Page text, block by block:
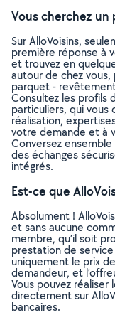
Vous cherchez un
Sur AlloVoisins,
première réponse à
et trouvez en
autour de chez
parquet -
Consultez les profils
particuliers, qui
réalisation,
votre demande et à
Conversez
des échanges
intégrés.
Est-ce que
Absolument !
et sans aucune
membre, qu’il soit
prestation de
uniquement le prix
demandeur, et
Vous pouvez
directement sur
bancaires.